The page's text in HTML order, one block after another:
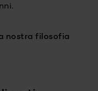
nostra filosofia